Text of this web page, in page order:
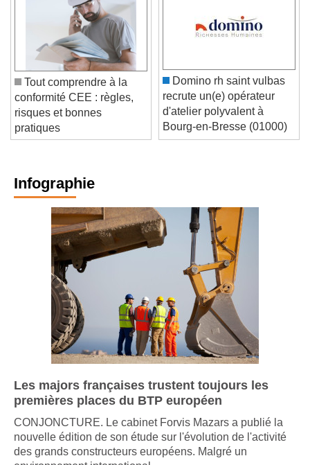
Tout comprendre à la
conformité CEE : règles,
risques et bonnes
pratiques
Domino rh saint vulbas
recrute un(e) opérateur
d'atelier polyvalent à
Bourg-en-Bresse (01000)
Infographie
Les majors françaises trustent toujours les
premières places du BTP européen
CONJONCTURE. Le cabinet Forvis Mazars a publié la
nouvelle édition de son étude sur l'évolution de l'activité
des grands constructeurs européens. Malgré un